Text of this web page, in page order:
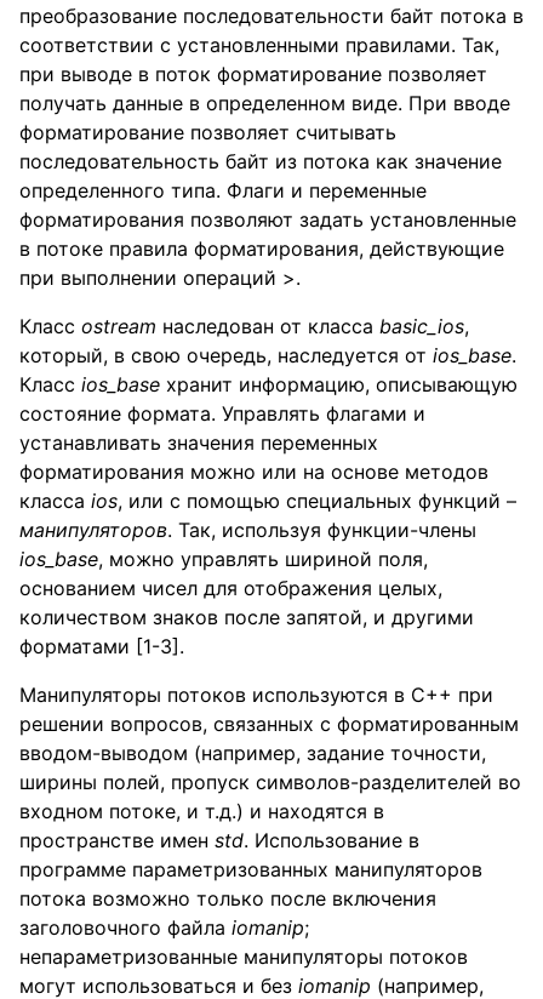
преобразование последовательности байт потока в
соответствии с установленными правилами. Так,
при выводе в поток форматирование позволяет
получать данные в определенном виде. При вводе
форматирование позволяет считывать
последовательность байт из потока как значение
определенного типа. Флаги и переменные
форматирования позволяют задать установленные
в потоке правила форматирования, действующие
при выполнении операций >.
Класс ostream наследован от класса basic ios,
который, в свою очередь, наследуется от ios base.
Класс ios base хранит информацию, описывающую
состояние формата. Управлять флагами и
устанавливать значения переменных
форматирования можно или на основе методов
класса ios, или с помощью специальных функций –
манипуляторов. Так, используя функции-члены
ios base, можно управлять шириной поля,
основанием чисел для отображения целых,
количеством знаков после запятой, и другими
форматами [1-3].
Манипуляторы потоков используются в C++ при
решении вопросов, связанных с форматированным
вводом-выводом (например, задание точности,
ширины полей, пропуск символов-разделителей во
входном потоке, и т.д.) и находятся в
пространстве имен std. Использование в
программе параметризованных манипуляторов
потока возможно только после включения
заголовочного файла iomanip;
непараметризованные манипуляторы потоков
могут использоваться и без iomanip (например,